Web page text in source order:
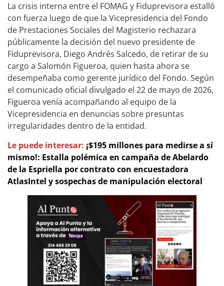
La crisis interna entre el FOMAG y Fiduprevisora estalló
con fuerza luego de que la Vicepresidencia del Fondo
de Prestaciones Sociales del Magisterio rechazara
públicamente la decisión del nuevo presidente de
Fiduprevisora, Diego Andrés Salcedo, de retirar de su
cargo a Salomón Figueroa, quien hasta ahora se
desempeñaba como gerente jurídico del Fondo. Según
el comunicado oficial divulgado el 22 de mayo de 2026,
Figueroa venía acompañando al equipo de la
Vicepresidencia en denuncias sobre presuntas
irregularidades dentro de la entidad.
Le puede interesar: ¡$195 millones para medirse a sí
mismo!: Estalla polémica en campaña de Abelardo
de la Espriella por contrato con encuestadora
AtlasIntel y sospechas de manipulación electoral